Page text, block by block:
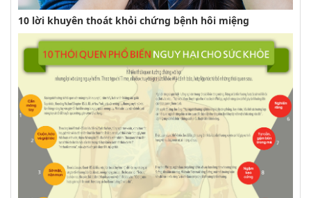
10 lời khuyên thoát khỏi chứng bệnh hôi miệng